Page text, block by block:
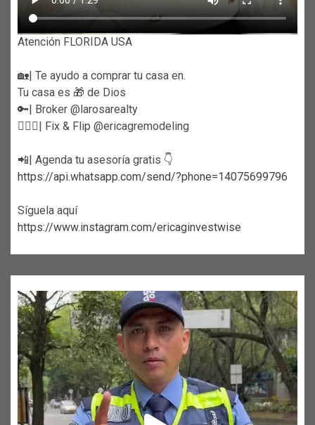
Atención FLORIDA USA
🏡| Te ayudo a comprar tu casa en.
Tu casa es 🎁 de Dios
🔑| Broker @larosarealty
👷🏼‍♀️| Fix & Flip @ericagremodeling
📲| Agenda tu asesoría gratis 👇
https://api.whatsapp.com/send/?phone=14075699796
Síguela aquí
https://www.instagram.com/ericaginvestwise